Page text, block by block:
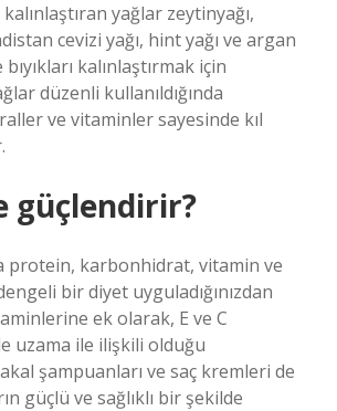
yağlar zeytinyağı,
cevizi yağı, hint yağı ve argan
bıyıkları kalınlaştırmak için
düzenli kullanıldığında
ve vitaminler sayesinde kıl
güçlendirir?
protein, karbonhidrat, vitamin ve
bir diyet uyguladığınızdan
ek olarak, E ve C
uzama ile ilişkili olduğu
şampuanları ve saç kremleri de
güçlü ve sağlıklı bir şekilde